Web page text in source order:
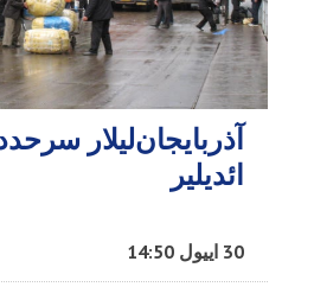
آذربایجان‌لیلار
ائدیلیر
30 اییول 14:50